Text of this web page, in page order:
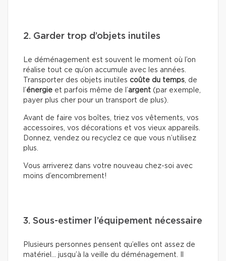
2. Garder trop d’objets inutiles
Le déménagement est souvent le moment où l’on
réalise tout ce qu’on accumule avec les années.
Transporter des objets inutiles coûte du temps, de
l’énergie et parfois même de l’argent (par exemple,
payer plus cher pour un transport de plus).
Avant de faire vos boîtes, triez vos vêtements, vos
accessoires, vos décorations et vos vieux appareils.
Donnez, vendez ou recyclez ce que vous n’utilisez
plus.
Vous arriverez dans votre nouveau chez-soi avec
moins d’encombrement!
3. Sous-estimer l’équipement nécessaire
Plusieurs personnes pensent qu’elles ont assez de
matériel… jusqu’à la veille du déménagement. Il